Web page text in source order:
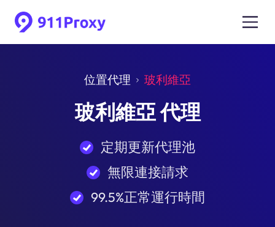
位置代理 玻利維亞
玻利維亞 代理
定期更新代理池
無限連接請求
99.5%正常運行時間